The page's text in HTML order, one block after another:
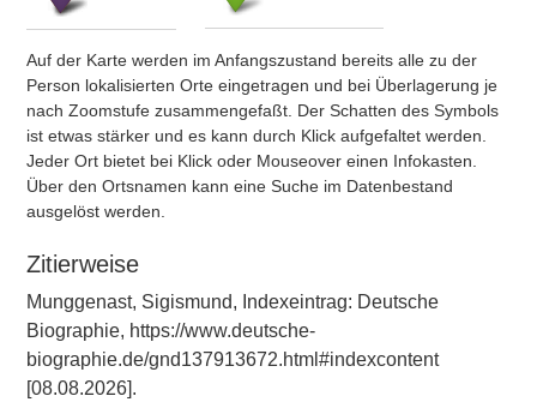
Auf der Karte werden im Anfangszustand bereits alle zu der
Person lokalisierten Orte eingetragen und bei Überlagerung je
nach Zoomstufe zusammengefaßt. Der Schatten des Symbols
ist etwas stärker und es kann durch Klick aufgefaltet werden.
Jeder Ort bietet bei Klick oder Mouseover einen Infokasten.
Über den Ortsnamen kann eine Suche im Datenbestand
ausgelöst werden.
Zitierweise
Munggenast, Sigismund, Indexeintrag: Deutsche
Biographie, https://www.deutsche-
biographie.de/gnd137913672.html#indexcontent
[08.08.2026].